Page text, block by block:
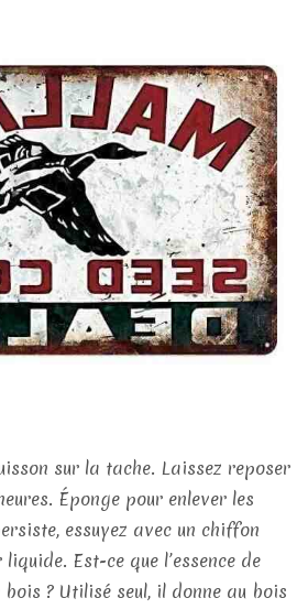
sur la tache. Laissez reposer
Éponge pour enlever les
essuyez avec un chiffon
Est-ce que l’essence de
? Utilisé seul, il donne au bois